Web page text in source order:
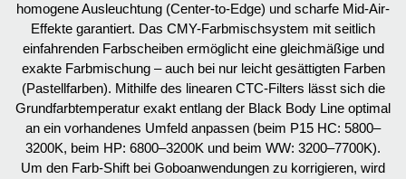
homogene Ausleuchtung (Center-to-Edge) und scharfe Mid-Air-
Effekte garantiert. Das CMY-Farbmischsystem mit seitlich
einfahrenden Farbscheiben ermöglicht eine gleichmäßige und
exakte Farbmischung – auch bei nur leicht gesättigten Farben
(Pastellfarben). Mithilfe des linearen CTC-Filters lässt sich die
Grundfarbtemperatur exakt entlang der Black Body Line optimal
an ein vorhandenes Umfeld anpassen (beim P15 HC: 5800–
3200K, beim HP: 6800–3200K und beim WW: 3200–7700K).
Um den Farb-Shift bei Goboanwendungen zu korrigieren, wird